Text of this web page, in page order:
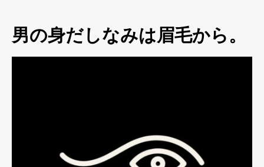
男の身だしなみは眉毛から。